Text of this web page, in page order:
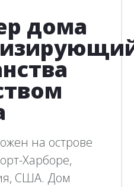
дома
на острове
Харборе,
США. Дом